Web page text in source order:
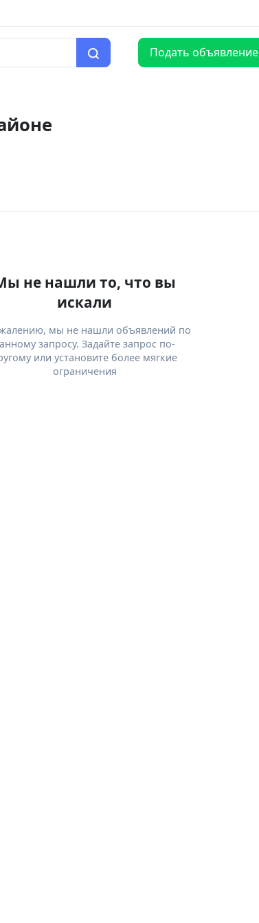
Подать объявление
не нашли то, что вы
искали
мы не нашли объявлений по
запросу. Задайте запрос по-
или установите более мягкие
ограничения